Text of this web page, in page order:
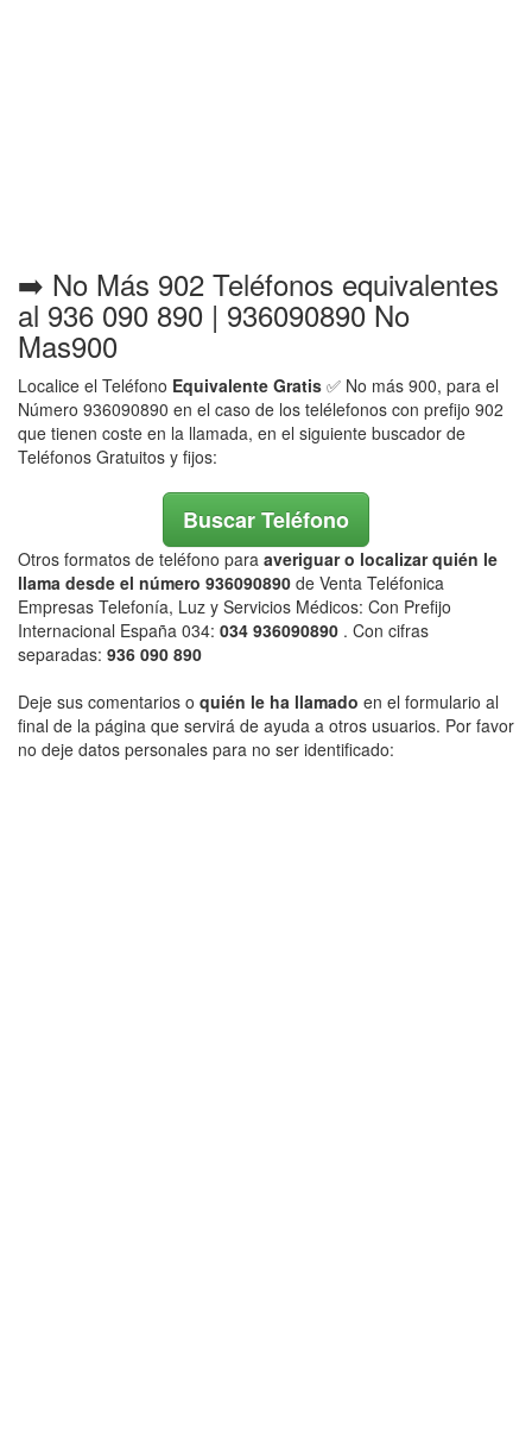
➡️ No Más 902 Teléfonos equivalentes
al 936 090 890 | 936090890 No
Mas900
Localice el Teléfono Equivalente Gratis ✅ No más 900, para el
Número 936090890 en el caso de los telélefonos con prefijo 902
que tienen coste en la llamada, en el siguiente buscador de
Teléfonos Gratuitos y fijos:
Buscar Teléfono
Otros formatos de teléfono para averiguar o localizar quién le
llama desde el número 936090890 de Venta Teléfonica
Empresas Telefonía, Luz y Servicios Médicos: Con Prefijo
Internacional España 034: 034 936090890 . Con cifras
separadas: 936 090 890
Deje sus comentarios o quién le ha llamado en el formulario al
final de la página que servirá de ayuda a otros usuarios. Por favor
no deje datos personales para no ser identificado: